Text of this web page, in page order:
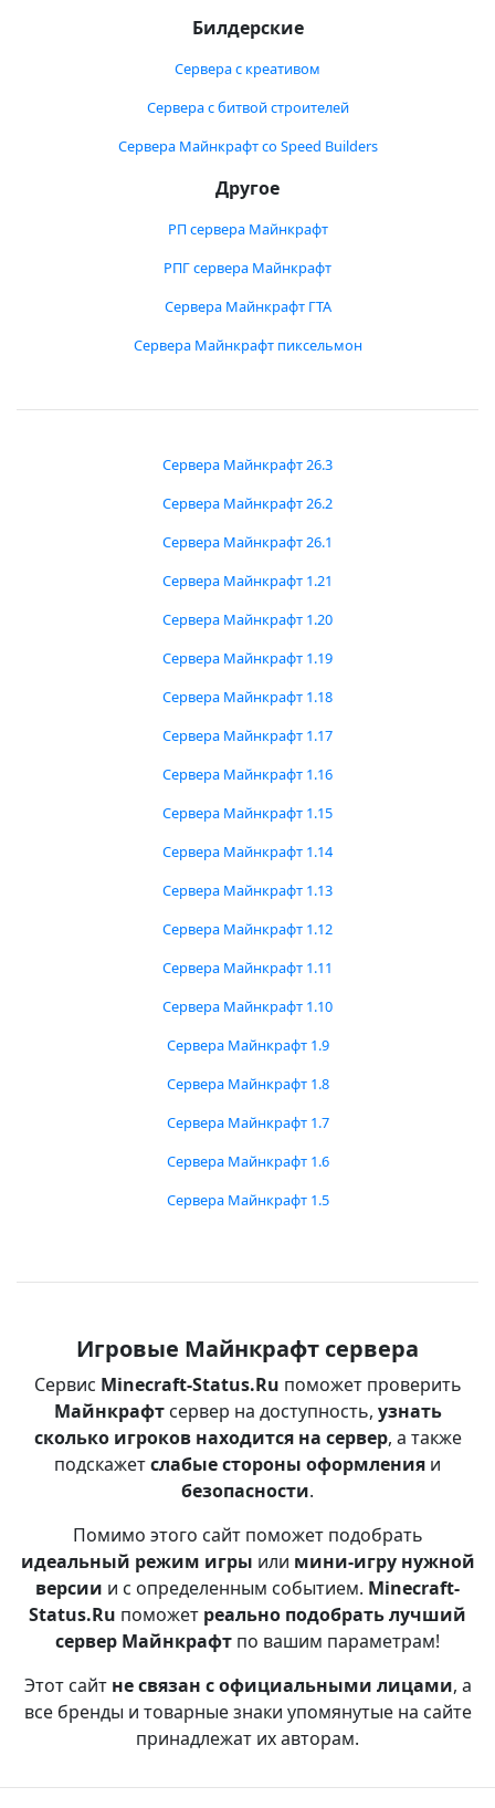
Билдерские
Сервера с креативом
Сервера с битвой строителей
Сервера Майнкрафт со Speed Builders
Другое
РП сервера Майнкрафт
РПГ сервера Майнкрафт
Сервера Майнкрафт ГТА
Сервера Майнкрафт пиксельмон
Сервера Майнкрафт 26.3
Сервера Майнкрафт 26.2
Сервера Майнкрафт 26.1
Сервера Майнкрафт 1.21
Сервера Майнкрафт 1.20
Сервера Майнкрафт 1.19
Сервера Майнкрафт 1.18
Сервера Майнкрафт 1.17
Сервера Майнкрафт 1.16
Сервера Майнкрафт 1.15
Сервера Майнкрафт 1.14
Сервера Майнкрафт 1.13
Сервера Майнкрафт 1.12
Сервера Майнкрафт 1.11
Сервера Майнкрафт 1.10
Сервера Майнкрафт 1.9
Сервера Майнкрафт 1.8
Сервера Майнкрафт 1.7
Сервера Майнкрафт 1.6
Сервера Майнкрафт 1.5
Игровые Майнкрафт сервера
Сервис Minecraft-Status.Ru поможет проверить
Майнкрафтсервер на доступность, узнать
сколько игроков находится на сервер, а также
подскажетслабые стороны оформления и
безопасности.
Помимо этого сайт поможет подобрать
идеальный режим игры или мини-игру нужной
версии и с определенным событием. Minecraft-
Status.Ru поможет реально подобрать лучший
сервер Майнкрафт по вашим параметрам!
Этот сайт не связан с официальными лицами, а
все бренды и товарные знаки упомянутые на сайте
принадлежат их авторам.